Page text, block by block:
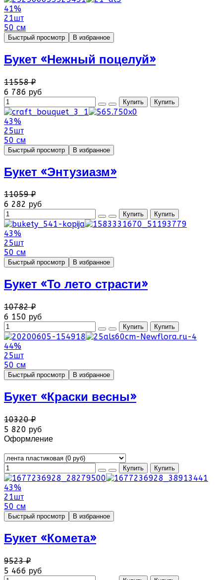
41%
21шт
50 см
Быстрый просмотр В избранное
Букет «Нежный поцелуй»
11558 ₽
6 786 руб
43%
25шт
50 см
Быстрый просмотр В избранное
Букет «Энтузиазм»
11059 ₽
6 282 руб
43%
25шт
50 см
Быстрый просмотр В избранное
Букет «То лето страсти»
10782 ₽
6 150 руб
44%
25шт
50 см
Быстрый просмотр В избранное
Букет «Краски весны»
10320 ₽
5 820 руб
Оформление
43%
21шт
50 см
Быстрый просмотр В избранное
Букет «Комета»
9523 ₽
5 466 руб